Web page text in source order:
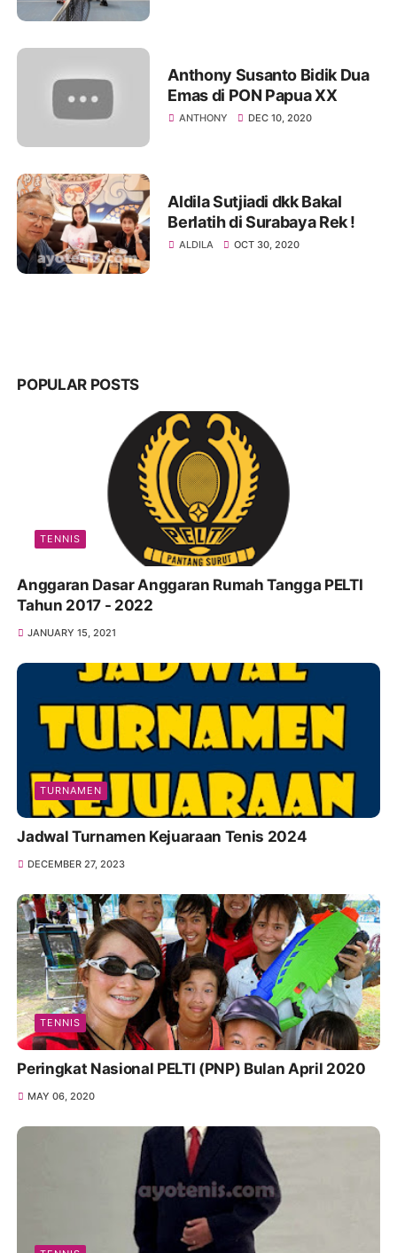
Anthony Susanto Bidik Dua
Emas di PON Papua XX
ANTHONY DEC 10, 2020
Aldila Sutjiadi dkk Bakal
Berlatih di Surabaya Rek !
ALDILA OCT 30, 2020
POPULAR POSTS
TENNIS
Anggaran Dasar Anggaran Rumah Tangga PELTI
Tahun 2017 - 2022
JANUARY 15, 2021
TURNAMEN
Jadwal Turnamen Kejuaraan Tenis 2024
DECEMBER 27, 2023
TENNIS
Peringkat Nasional PELTI (PNP) Bulan April 2020
MAY 06, 2020